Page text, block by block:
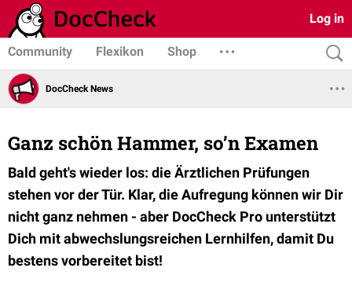
Log in
Community Flexikon Shop
DocCheck News
Ganz schön Hammer, so’n Examen
Bald geht's wieder los: die Ärztlichen Prüfungen
stehen vor der Tür. Klar, die Aufregung können wir Dir
nicht ganz nehmen - aber DocCheck Pro unterstützt
Dich mit abwechslungsreichen Lernhilfen, damit Du
bestens vorbereitet bist!